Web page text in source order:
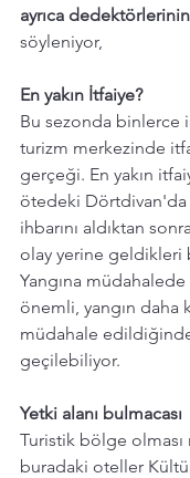
ayrıca dedektörlerinin
söyleniyor,
En yakın İtfaiye?
Bu sezonda binlerce
turizm merkezinde
gerçeği. En yakın
ötedeki Dörtdivan'da
ihbarını aldıktan
olay yerine geldikleri
Yangına
önemli, yangın daha
müdahale
geçilebiliyor.
Yetki alanı bulmacası
Turistik bölge olması
buradaki oteller